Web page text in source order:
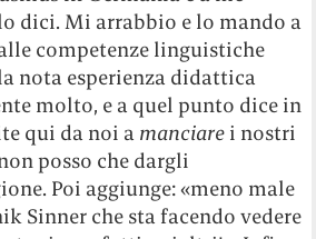
dici. Mi arrabbio e lo mando a
competenze linguistiche
nota esperienza didattica
molto, e a quel punto dice in
qui da noi a manciare i nostri
posso che dargli
Poi aggiunge: «meno male
Sinner che sta facendo vedere